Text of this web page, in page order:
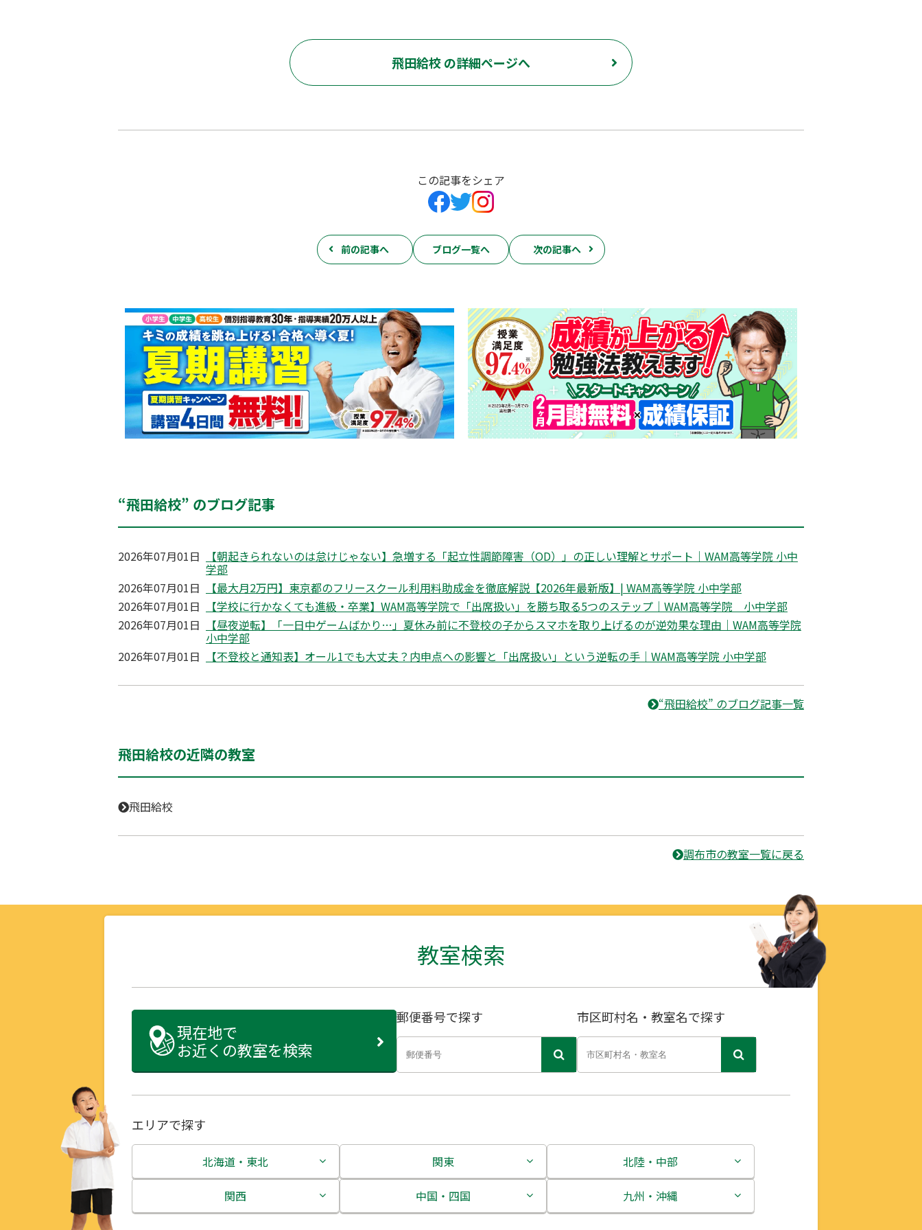
飛田給校 の詳細ページへ
この記事をシェア
前の記事へ ブログ一覧へ 次の記事へ
“飛田給校” のブログ記事
2026年07月01日 【朝起きられないのは怠けじゃない】急増する「起立性調節障害（OD）」の正しい理解とサポート｜WAM高等学院 小中
学部
2026年07月01日
【最大月2万円】東京都のフリースクール利用料助成金を徹底解説【2026年最新版】| WAM高等学院 小中学部
2026年07月01日
【学校に行かなくても進級・卒業】WAM高等学院で「出席扱い」を勝ち取る5つのステップ｜WAM高等学院 小中学部
2026年07月01日
【昼夜逆転】「一日中ゲームばかり…」夏休み前に不登校の子からスマホを取り上げるのが逆効果な理由｜WAM高等学院
小中学部
2026年07月01日
【不登校と通知表】オール1でも大丈夫？内申点への影響と「出席扱い」という逆転の手｜WAM高等学院 小中学部
“飛田給校” のブログ記事一覧
飛田給校の近隣の教室
飛田給校
調布市の教室一覧に戻る
教室検索
現在地で
お近くの教室を検索
郵便番号で探す 市区町村名・教室名で探す
エリアで探す
北海道・東北
北海道
関東
茨城県
北陸・中部
新潟県
関西
中国・四国
九州・沖縄